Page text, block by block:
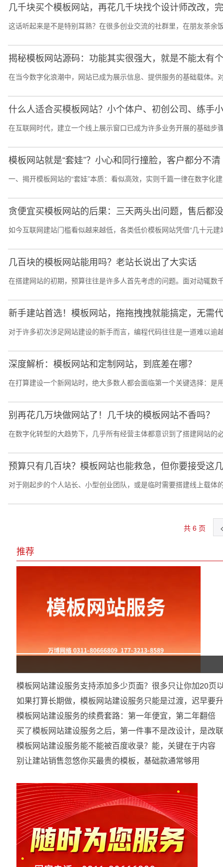
几千块买个模板网站，再花几千块找个设计师改改，
这话听起来是不是特别耳熟？在很多创业交流的社群里，在朋友茶
揭秘模板网站源码：功能其实很强大，就是不能太有
在当今数字化浪潮中，网站已成为展示信息、提供服务的基础载体
什么人适合买模板网站？小个体户、初创公司、练手
在互联网时代，建立一个线上展示窗口已成为许多业务开展的基础
模板网站就是“套娃”？小心和同行撞脸，客户都分不清
一、揭开模板网站的“套娃”本质：看似高效，实则千篇一律在数字
贪便宜买模板网站的后果：三天两头出问题，售后都
如今互联网建站门槛看似越来越低，各类低价模板网站凭借“几十元
几百块的模板网站能用吗？老站长说出了大实话
在搭建网站的初期，预算往往是许多人首先考虑的问题。面对动辄
新手建站首选！模板网站，拖拖拽拽就能搞定，无需
对于许多初次涉足网站建设的新手而言，编程代码往往是一道难以
深度解析：模板网站和定制网站，到底差在哪？
在打算建设一个新网站时，绝大多数人都会面临第一个关键选择：
别再花几万块做网站了！几千块的模板网站不香吗？
在数字化转型的大趋势下，几乎所有经营主体都意识到了搭建网站
预算只有几百块？模板网站也能救急，但你要接受这
对于刚起步的个人站长、小型创业团队，或是临时需要搭建线上载
共 6 页
推荐
模板网站建设服务支持添加多少页面？很多只让你加20页
如果打算长期做，模板网站建设服务只能是过渡，迟早要
模板网站建设服务的续费套路：第一年便宜，第二年翻倍
买了模板网站建设服务之后，第一件事不是改设计，是改
模板网站建设服务能不能被百度收录？能，关键在于内容
别让建站销售忽悠你买最贵的模板，基础款通常够用